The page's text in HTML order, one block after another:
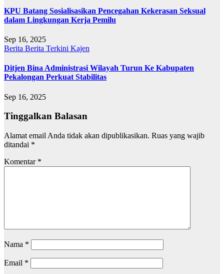
KPU Batang Sosialisasikan Pencegahan Kekerasan Seksual
dalam Lingkungan Kerja Pemilu
Sep 16, 2025
Berita Berita Terkini Kajen
Ditjen Bina Administrasi Wilayah Turun Ke Kabupaten
Pekalongan Perkuat Stabilitas
Sep 16, 2025
Tinggalkan Balasan
Alamat email Anda tidak akan dipublikasikan. Ruas yang wajib
ditandai *
Komentar *
Nama *
Email *